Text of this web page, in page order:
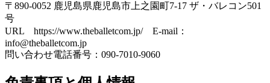
〒890-0052 鹿児島県鹿児島市上之園町7-17 ザ・バレコン501
号
URL https://www.theballetcom.jp/ E-mail：
info@theballetcom.jp
問い合わせ電話番号：090-7010-9060